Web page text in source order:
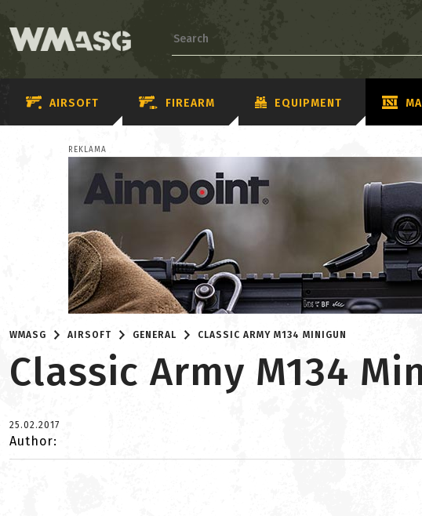
AIRSOFT FIREARM EQUIPMENT
REKLAMA
WMASG AIRSOFT GENERAL CLASSIC ARMY M134 MINIGUN
Classic Army M134
25.02.2017
Author: